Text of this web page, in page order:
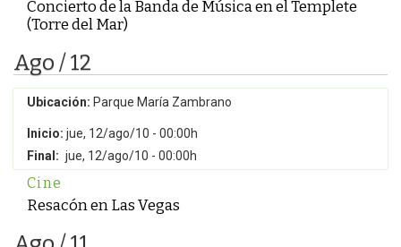
Concierto de la Banda de Música en el Templete
(Torre del Mar)
Ago / 12
Ubicación: Parque María Zambrano
Inicio: jue, 12/ago/10 - 00:00h
Final: jue, 12/ago/10 - 00:00h
Cine
Resacón en Las Vegas